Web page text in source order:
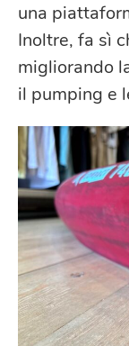
una
Inoltre, fa sì
migliorando
il pumping e